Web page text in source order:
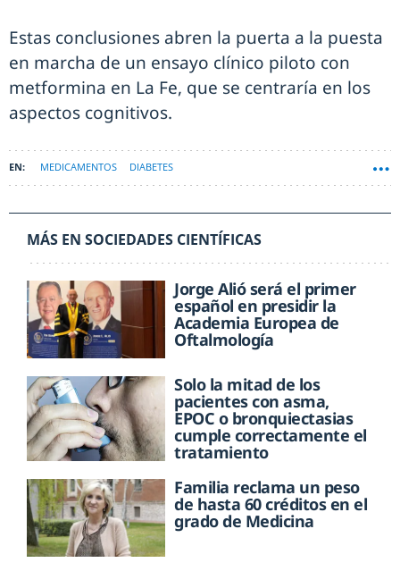
Estas conclusiones abren la puerta a la puesta
en marcha de un ensayo clínico piloto con
metformina en La Fe, que se centraría en los
aspectos cognitivos.
MEDICAMENTOS DIABETES
MÁS EN SOCIEDADES CIENTÍFICAS
Jorge Alió será el primer
español en presidir la
Academia Europea de
Oftalmología
Solo la mitad de los
pacientes con asma,
EPOC o bronquiectasias
cumple correctamente el
tratamiento
Familia reclama un peso
de hasta 60 créditos en el
grado de Medicina